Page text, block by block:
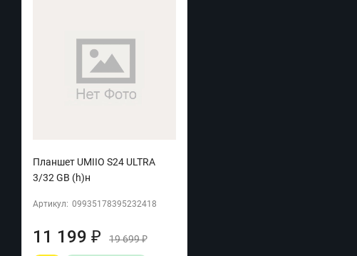
Планшет UMIIO S24 ULTRA
3/32 GB (h)н
Артикул: 09935178395232418
11 199 ₽ 19 699₽